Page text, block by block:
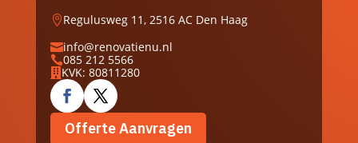
Regulusweg 11, 2516 AC Den Haag
info@renovatienu.nl
085 212 5566
 KVK: 80811280
Offerte Aanvragen